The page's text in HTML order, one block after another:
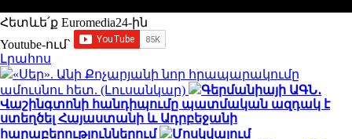
Հետևե՛ք Euromedia24-ին
Youtube-ում`
Լրահոս
«Սեր». Անի Քոչարյանի նոր հրապարակումը
ամուսնու հետ. (Լուսանկար)
Գերմանիայի ԱԳՆ․
Վաշինգտոնի հանդիպումը պատմական ազդակ է
ստեղծել Հայաստանի և Ադրբեջանի
հարաբերություններում
Մոսկվայում